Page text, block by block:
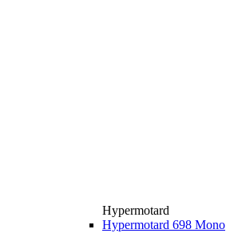
Hypermotard
Hypermotard 698 Mono